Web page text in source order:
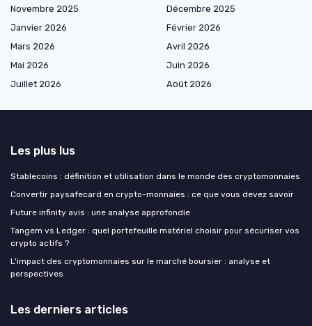
Novembre 2025
Décembre 2025
Janvier 2026
Février 2026
Mars 2026
Avril 2026
Mai 2026
Juin 2026
Juillet 2026
Août 2026
Les plus lus
Stablecoins : définition et utilisation dans le monde des cryptomonnaies
Convertir paysafecard en crypto-monnaies : ce que vous devez savoir
Future infinity avis : une analyse approfondie
Tangem vs Ledger : quel portefeuille matériel choisir pour sécuriser vos
crypto actifs ?
L'impact des cryptomonnaies sur le marché boursier : analyse et
perspectives
Les derniers articles